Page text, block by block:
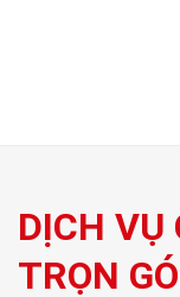
DỊCH VỤ
TRỌN